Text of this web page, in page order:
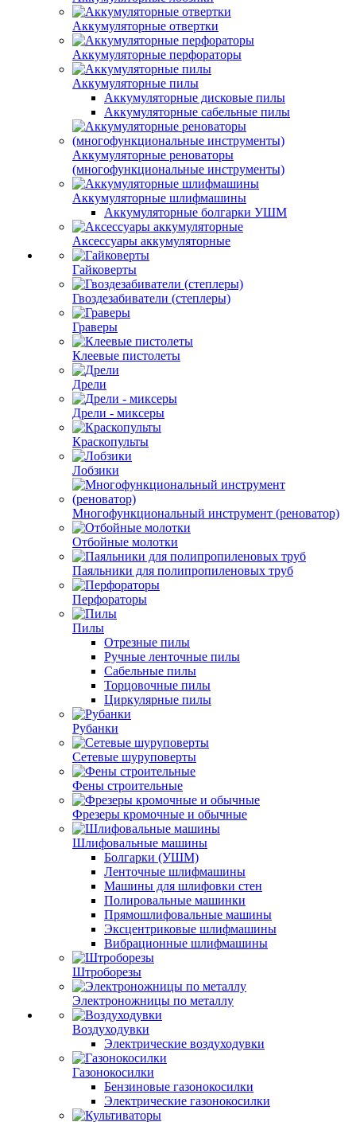
Аккумуляторные отвертки
Аккумуляторные перфораторы
Аккумуляторные пилы
Аккумуляторные дисковые пилы
Аккумуляторные сабельные пилы
Аккумуляторные реноваторы
(многофункциональные инструменты)
Аккумуляторные шлифмашины
Аккумуляторные болгарки УШМ
Аксессуары аккумуляторные
Гайковерты
Гвоздезабиватели (степлеры)
Граверы
Клеевые пистолеты
Дрели
Дрели - миксеры
Краскопульты
Лобзики
Многофункциональный инструмент (реноватор)
Отбойные молотки
Паяльники для полипропиленовых труб
Перфораторы
Пилы
Отрезные пилы
Ручные ленточные пилы
Сабельные пилы
Торцовочные пилы
Циркулярные пилы
Рубанки
Сетевые шуруповерты
Фены строительные
Фрезеры кромочные и обычные
Шлифовальные машины
Болгарки (УШМ)
Ленточные шлифмашины
Машины для шлифовки стен
Полировальные машинки
Прямошлифовальные машины
Эксцентриковые шлифмашины
Вибрационные шлифмашины
Штроборезы
Электроножницы по металлу
Воздуходувки
Электрические воздуходувки
Газонокосилки
Бензиновые газонокосилки
Электрические газонокосилки